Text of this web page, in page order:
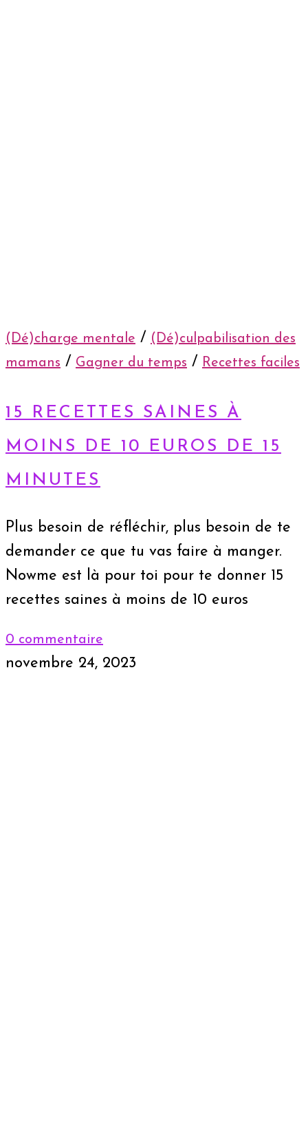
(Dé)charge mentale / (Dé)culpabilisation des
mamans / Gagner du temps / Recettes faciles
15 RECETTES SAINES À
MOINS DE 10 EUROS DE 15
MINUTES
Plus besoin de réfléchir, plus besoin de te
demander ce que tu vas faire à manger.
Nowme est là pour toi pour te donner 15
recettes saines à moins de 10 euros
0 commentaire
novembre 24, 2023